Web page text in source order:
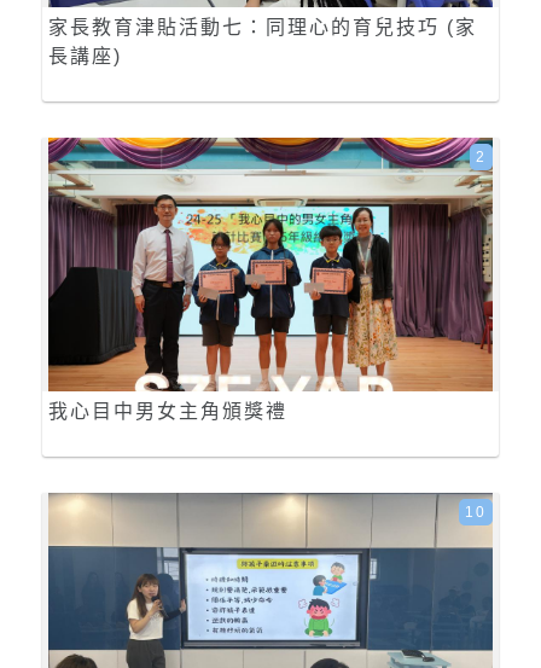
家長教育津貼活動七：同理心的育兒技巧 (家
長講座)
我心目中男女主角頒獎禮
2
10